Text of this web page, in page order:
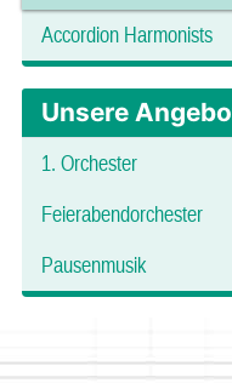
Accordion Harmonists
Unsere
1. Orchester
Feierabendorchester
Pausenmusik